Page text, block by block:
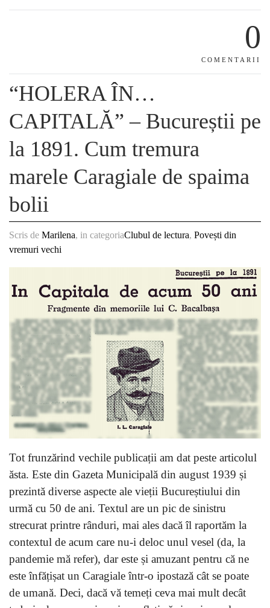
0
COMENTARII
“HOLERA ÎN…
CAPITALĂ” – Bucureștii pe
la 1891. Cum tremura
marele Caragiale de spaima
bolii
Scris de Marilena, in categoriaClubul de lectura, Povești din
vremuri vechi
Tot frunzărind vechile publicații am dat peste articolul
ăsta. Este din Gazeta Municipală din august 1939 și
prezintă diverse aspecte ale vieții Bucureștiului din
urmă cu 50 de ani. Textul are un pic de sinistru
strecurat printre rânduri, mai ales dacă îl raportăm la
contextul de acum care nu-i deloc unul vesel (da, la
pandemie mă refer), dar este și amuzant pentru că ne
este înfățișat un Caragiale într-o ipostază cât se poate
de umană. Deci, dacă vă temeți ceva mai mult decât